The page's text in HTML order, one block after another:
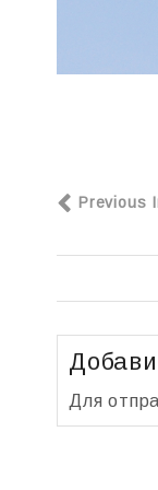
Previous
Для